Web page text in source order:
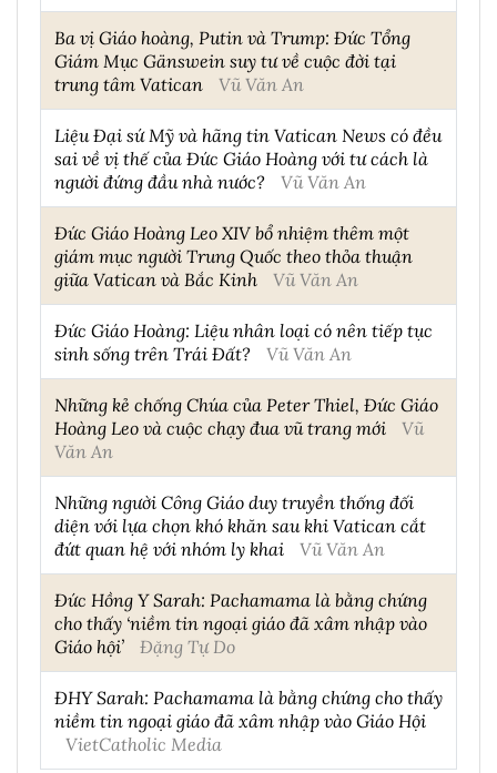
Ba vị Giáo hoàng, Putin và Trump: Đức Tổng
Giám Mục Gänswein suy tư về cuộc đời tại
trung tâm Vatican
Vũ Văn An
Liệu Đại sứ Mỹ và hãng tin Vatican News có đều
sai về vị thế của Đức Giáo Hoàng với tư cách là
người đứng đầu nhà nước?
Vũ Văn An
Đức Giáo Hoàng Leo XIV bổ nhiệm thêm một
giám mục người Trung Quốc theo thỏa thuận
giữa Vatican và Bắc Kinh
Vũ Văn An
Đức Giáo Hoàng: Liệu nhân loại có nên tiếp tục
sinh sống trên Trái Đất?
Vũ Văn An
Những kẻ chống Chúa của Peter Thiel, Đức Giáo
Hoàng Leo và cuộc chạy đua vũ trang mới
Vũ
Văn An
Những người Công Giáo duy truyền thống đối
diện với lựa chọn khó khăn sau khi Vatican cắt
đứt quan hệ với nhóm ly khai
Vũ Văn An
Đức Hồng Y Sarah: Pachamama là bằng chứng
cho thấy ‘niềm tin ngoại giáo đã xâm nhập vào
Giáo hội’
Đặng Tự Do
ĐHY Sarah: Pachamama là bằng chứng cho thấy
niềm tin ngoại giáo đã xâm nhập vào Giáo Hội
VietCatholic Media